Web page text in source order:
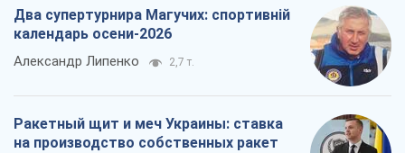
Два супертурнира Магучих: спортивній
календарь осени-2026
Александр Липенко 2,7 т.
Ракетный щит и меч Украины: ставка
на производство собственных ракет